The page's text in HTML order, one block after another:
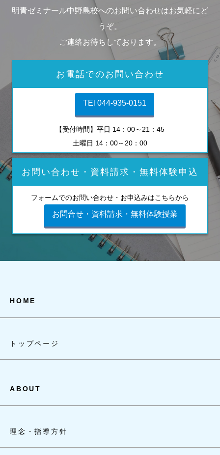
明青ゼミナール中野島校へのお問い合わせはお気軽にど
うぞ。
ご連絡お待ちしております。
お電話でのお問い合わせ
TEl 044-935-0151
【受付時間】平日 14：00～21：45
土曜日 14：00～20：00
お問い合わせ・資料請求・無料体験申込
フォームでのお問い合わせ・お申込みはこちらから
お問合せ・資料請求・無料体験授業
HOME
トップページ
ABOUT
理念・指導方針